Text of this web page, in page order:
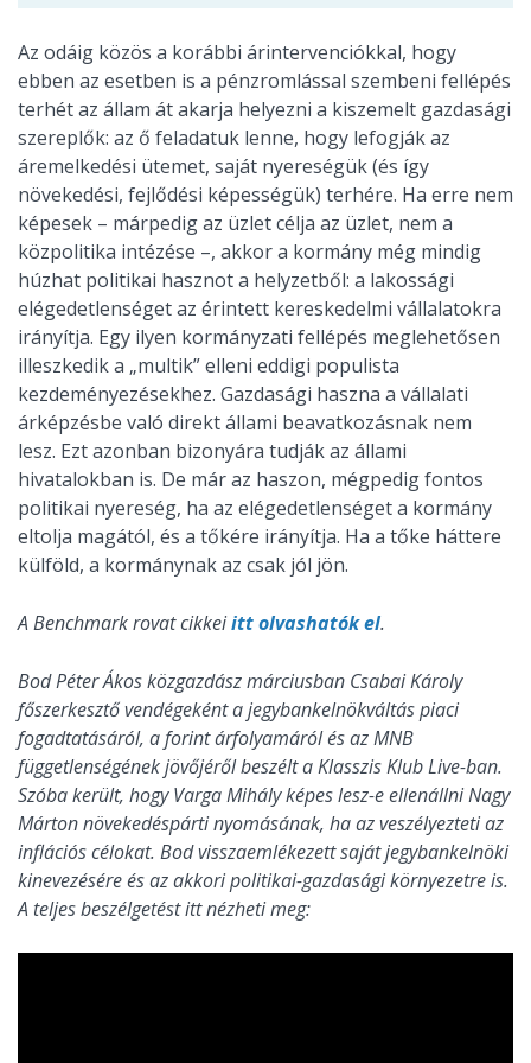
Az odáig közös a korábbi árintervenciókkal, hogy
ebben az esetben is a pénzromlással szembeni fellépés
terhét az állam át akarja helyezni a kiszemelt gazdasági
szereplők: az ő feladatuk lenne, hogy lefogják az
áremelkedési ütemet, saját nyereségük (és így
növekedési, fejlődési képességük) terhére. Ha erre nem
képesek – márpedig az üzlet célja az üzlet, nem a
közpolitika intézése –, akkor a kormány még mindig
húzhat politikai hasznot a helyzetből: a lakossági
elégedetlenséget az érintett kereskedelmi vállalatokra
irányítja. Egy ilyen kormányzati fellépés meglehetősen
illeszkedik a „multik” elleni eddigi populista
kezdeményezésekhez. Gazdasági haszna a vállalati
árképzésbe való direkt állami beavatkozásnak nem
lesz. Ezt azonban bizonyára tudják az állami
hivatalokban is. De már az haszon, mégpedig fontos
politikai nyereség, ha az elégedetlenséget a kormány
eltolja magától, és a tőkére irányítja. Ha a tőke háttere
külföld, a kormánynak az csak jól jön.
A Benchmark rovat cikkeiitt olvashatók el.
Bod Péter Ákos közgazdász márciusban Csabai Károly
főszerkesztő vendégeként a jegybankelnökváltás piaci
fogadtatásáról, a forint árfolyamáról és az MNB
függetlenségének jövőjéről beszélt a Klasszis Klub Live-ban.
Szóba került, hogy Varga Mihály képes lesz-e ellenállni Nagy
Márton növekedéspárti nyomásának, ha az veszélyezteti az
inflációs célokat. Bod visszaemlékezett saját jegybankelnöki
kinevezésére és az akkori politikai-gazdasági környezetre is.
A teljes beszélgetést itt nézheti meg: